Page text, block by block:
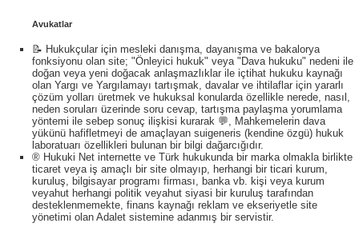
Avukatlar
📝 Hukukçular için mesleki danışma, dayanışma ve bakalorya
fonksiyonu olan site; "Önleyici hukuk" veya "Dava hukuku" nedeni ile
doğan veya yeni doğacak anlaşmazlıklar ile içtihat hukuku kaynağı
olan Yargı ve Yargılamayı tartışmak, davalar ve ihtilaflar için yararlı
çözüm yolları üretmek ve hukuksal konularda özellikle nerede, nasıl,
neden soruları üzerinde soru cevap, tartışma paylaşma yorumlama
yöntemi ile sebep sonuç ilişkisi kurarak 💬, Mahkemelerin dava
yükünü hafifletmeyi de amaçlayan suigeneris (kendine özgü) hukuk
laboratuarı özellikleri bulunan bir bilgi dağarcığıdır.
® Hukuki Net internette ve Türk hukukunda bir marka olmakla birlikte
ticaret veya iş amaçlı bir site olmayıp, herhangi bir ticari kurum,
kuruluş, bilgisayar programı firması, banka vb. kişi veya kurum
veyahut herhangi politik veyahut siyasi bir kuruluş tarafından
desteklenmemekte, finans kaynağı reklam ve ekseriyetle site
yönetimi olan Adalet sistemine adanmış bir servistir.